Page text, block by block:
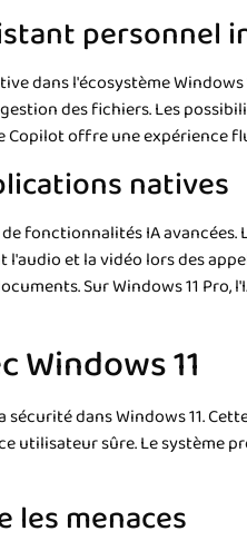
personnel
dans l'écosystème
des fichiers. Les
offre une expérience
natives
fonctionnalités IA
et la vidéo lors des
Sur Windows 11 Pro,
Windows 11
dans Windows 11.
utilisateur sûre. Le système
les menaces